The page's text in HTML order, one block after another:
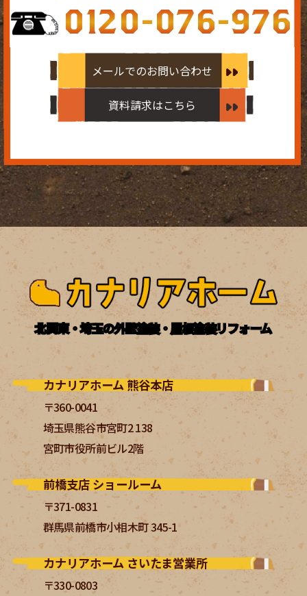
0120-076-976
メールでのお問い合わせ
資料請求はこちら
北関東・埼玉の外壁塗装・屋根塗装リフォーム
カナリアホーム 熊谷本店
〒360-0041
埼玉県熊谷市宮町2 138
宮町市役所前ビル2階
前橋支店 ショールーム
〒371-0831
群馬県前橋市小相木町 345-1
カナリアホーム さいたま営業所
〒330-0803